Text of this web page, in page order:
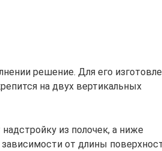
решение. Для его
на двух вертикальных
из полочек, а ниже
от длины